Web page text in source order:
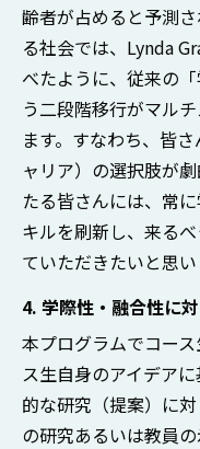
齢者が占めると予測
る社会では、Lynda
べたように、従来の
う二段階移行がマル
ます。すなわち、皆
ャリア）の選択肢が
たる皆さんには、常
キルを刷新し、来る
ていただきたいと思い
4. 学際性・融合性に
本プログラムでコー
ス生自身のアイデア
的な研究（提案）に
の研究あるいは教員